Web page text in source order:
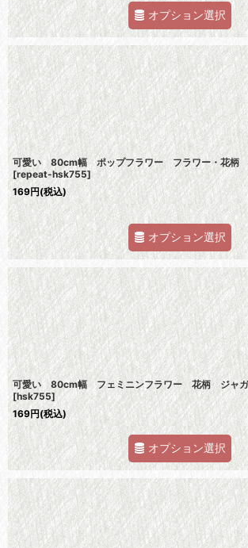
オプション選択
可愛い 80cm幅 ポップフラワー フラワー・花柄
[repeat-hsk755]
169円(税込)
オプション選択
可愛い 80cm幅 フェミニンフラワー 花柄 ジャガ
[hsk755]
169円(税込)
オプション選択